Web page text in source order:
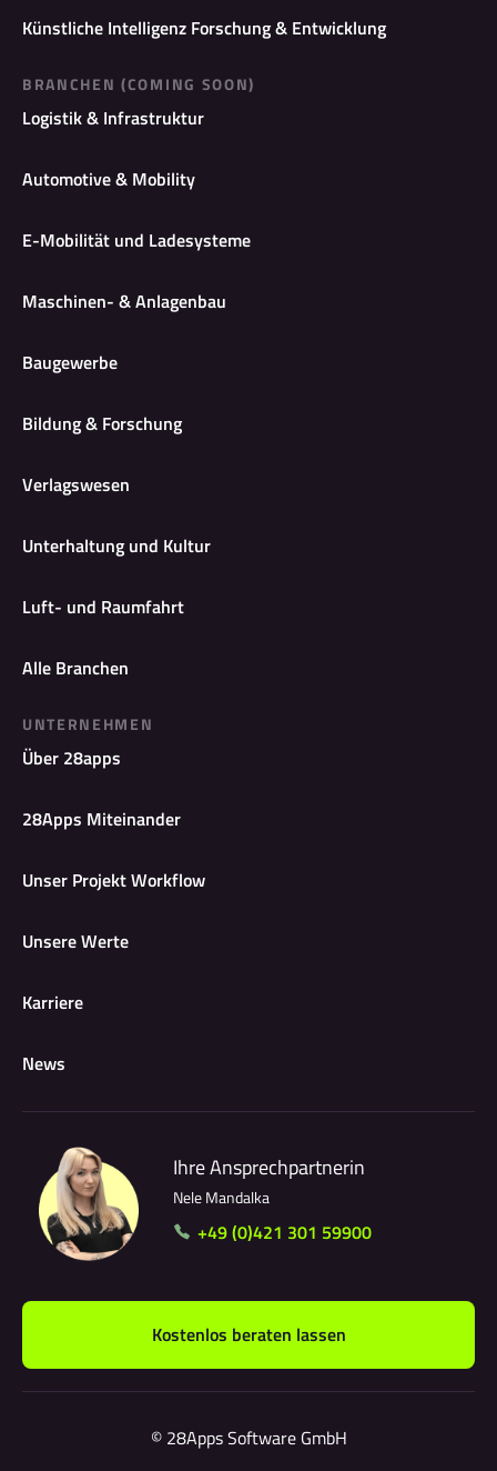
Künstliche Intelligenz Forschung & Entwicklung
BRANCHEN (COMING SOON)
Logistik & Infrastruktur
Automotive & Mobility
E-Mobilität und Ladesysteme
Maschinen- & Anlagenbau
Baugewerbe
Bildung & Forschung
Verlagswesen
Unterhaltung und Kultur
Luft- und Raumfahrt
Alle Branchen
UNTERNEHMEN
Über 28apps
28Apps Miteinander
Unser Projekt Workflow
Unsere Werte
Karriere
News
Ihre Ansprechpartnerin
Nele Mandalka
+49 (0)421 301 59900
Kostenlos beraten lassen
© 28Apps Software GmbH